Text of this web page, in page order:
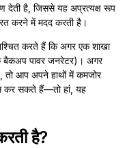
देती है, जिससे यह अप्रत्यक्ष रूप
करने में मदद करती है।
करते हैं कि अगर एक शाखा
बैकअप पावर जनरेटर)। अगर
तो आप अपने हाथों में कमजोर
कर सकते हैं—तो हां, यह
है?